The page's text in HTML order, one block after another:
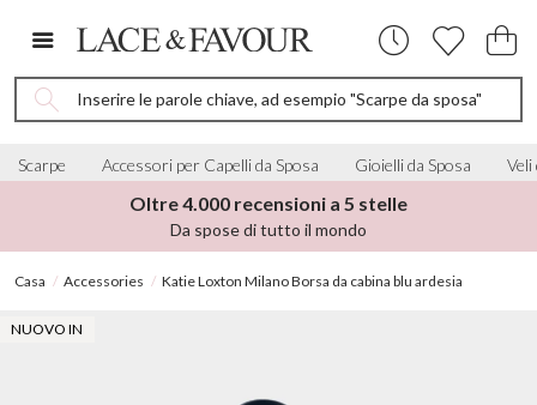
Inserire le parole chiave, ad esempio "Scarpe da sposa"
Scarpe Accessori per Capelli da Sposa Gioielli da Sposa Veli
Oltre 4.000 recensioni a 5 stelle
Da spose di tutto il mondo
Casa Accessories Katie Loxton Milano Borsa da cabina blu ardesia
NUOVO IN